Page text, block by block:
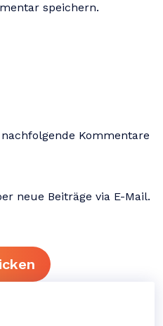
speichern.
Kommentare
neue Beiträge via E-Mail.